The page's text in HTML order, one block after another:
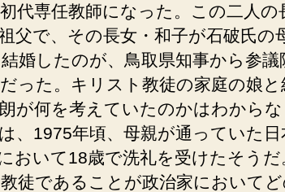
代専任教師になった。この二人の
父で、その長女・和子が石破氏の
婚したのが、鳥取県知事から参議
った。キリスト教徒の家庭の娘と
が何を考えていたのかはわからな
、1975年頃、母親が通っていた日
おいて18歳で洗礼を受けたそうだ
徒であることが政治家においてど